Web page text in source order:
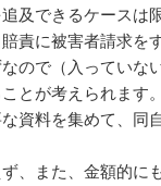
及できるケース
責に被害者請求を
ので（入っていな
とが考えられます
資料を集めて、同
、また、金額的に